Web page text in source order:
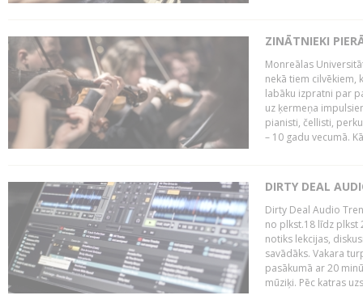
ZINĀTNIEKI
Monreālas
nekā tiem cilvēkiem,
labāku izpratni par
uz ķermeņa
pianisti, čellisti,
– 10 gadu vecumā.
DIRTY DEAL
Dirty Deal Audio
no plkst.18 līdz plkst
notiks lekcijas,
savādāks. Vakara
pasākumā ar 20
mūziķi. Pēc katras